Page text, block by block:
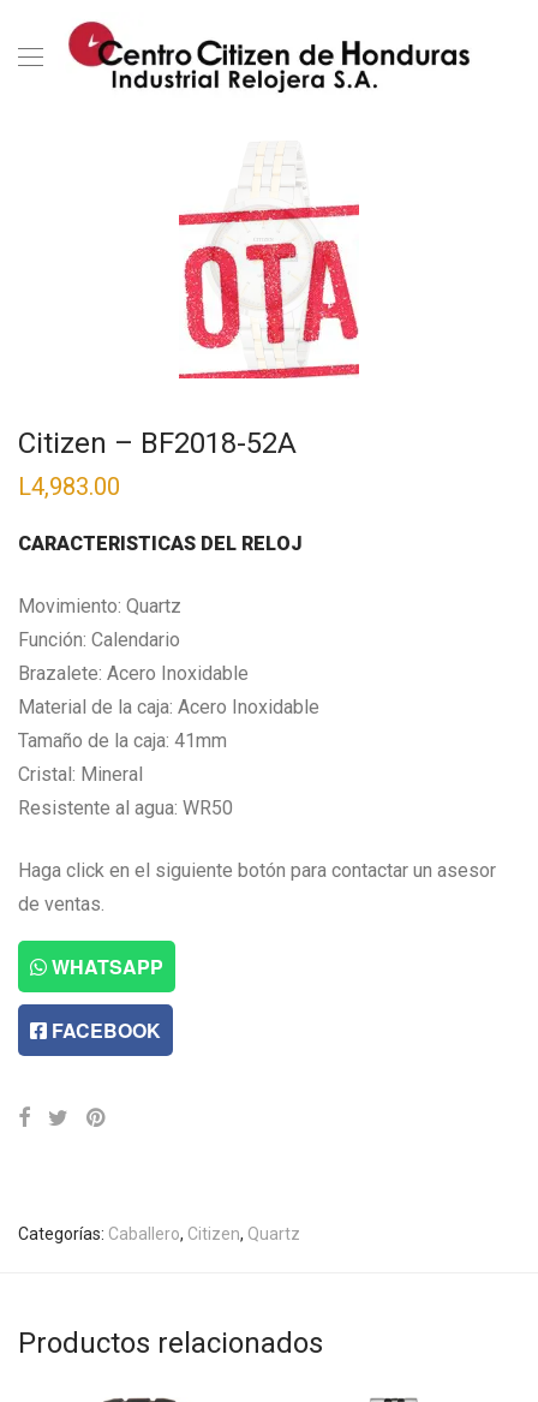
Citizen – BF2018-52A
L4,983.00
CARACTERISTICAS DEL RELOJ
Movimiento: Quartz
Función: Calendario
Brazalete: Acero Inoxidable
Material de la caja: Acero Inoxidable
Tamaño de la caja: 41mm
Cristal: Mineral
Resistente al agua: WR50
Haga click en el siguiente botón para contactar un asesor
de ventas.
WHATSAPP
FACEBOOK
Categorías: Caballero, Citizen, Quartz
Productos relacionados